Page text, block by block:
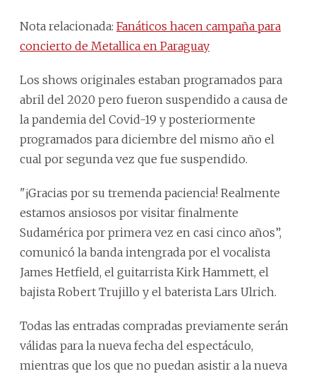
Nota relacionada: Fanáticos hacen campaña para
concierto de Metallica en Paraguay
Los shows originales estaban programados para
abril del 2020 pero fueron suspendido a causa de
la pandemia del Covid-19 y posteriormente
programados para diciembre del mismo año el
cual por segunda vez que fue suspendido.
"¡Gracias por su tremenda paciencia! Realmente
estamos ansiosos por visitar finalmente
Sudamérica por primera vez en casi cinco años”,
comunicó la banda intengrada por el vocalista
James Hetfield, el guitarrista Kirk Hammett, el
bajista Robert Trujillo y el baterista Lars Ulrich.
Todas las entradas compradas previamente serán
válidas para la nueva fecha del espectáculo,
mientras que los que no puedan asistir a la nueva